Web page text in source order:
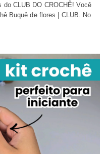
CLUB DO CROCHÊ! Você
Buquê de flores | CLUB. No